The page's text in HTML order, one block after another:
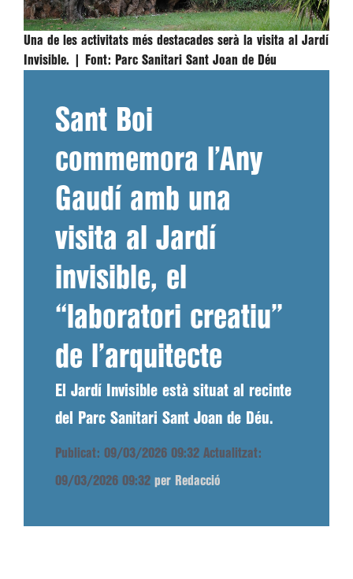
Una de les activitats més destacades serà la visita al Jardí
Invisible. |
Font: Parc Sanitari Sant Joan de Déu
Sant Boi
commemora l’Any
Gaudí amb una
visita al Jardí
invisible, el
“laboratori creatiu”
de l’arquitecte
El Jardí Invisible està situat al recinte
del Parc Sanitari Sant Joan de Déu.
Publicat: 09/03/2026 09:32 Actualitzat:
09/03/2026 09:32 per Redacció